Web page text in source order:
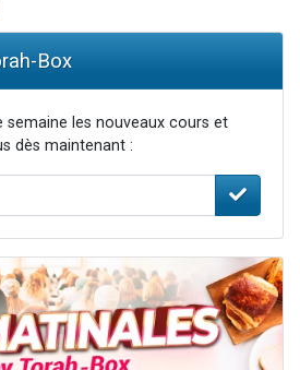
Box
semaine les nouveaux cours et
dès maintenant :